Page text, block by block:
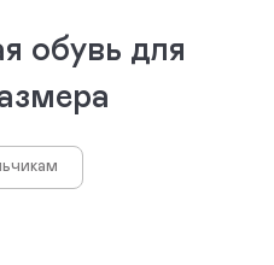
обувь для